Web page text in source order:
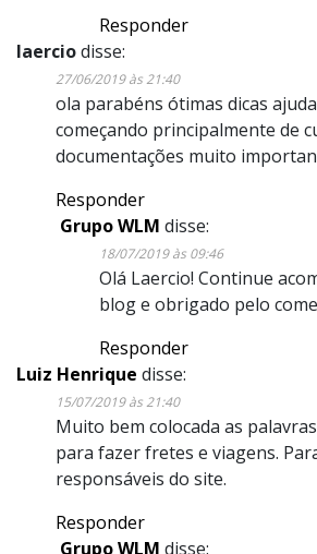
Responder
laerciodisse:
27/06/2019 às 21:40
ola parabéns ótimas dicas
começando principalmente de
documentações muito
Responder
Grupo WLM disse:
18/07/2019 às 09:46
Olá Laercio! Continue
blog e obrigado pelo
Responder
Luiz Henrique disse:
15/07/2019 às 21:40
Muito bem colocada as
para fazer fretes e viagens.
responsáveis do site.
Responder
Grupo WLM disse: